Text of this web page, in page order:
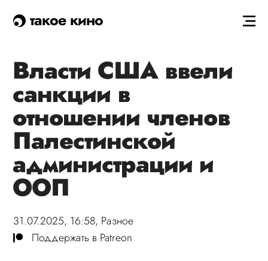
такое кино
Власти США ввели
санкции в
отношении членов
Палестинской
администрации и
ООП
31.07.2025, 16:58, Разное
Поддержать в Patreon